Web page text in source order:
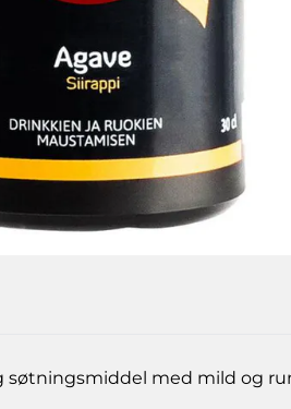
søtningsmiddel med mild og